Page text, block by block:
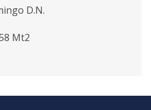
D.N.
Mt2